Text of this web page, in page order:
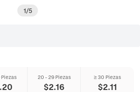
1/5
Piezas 20 - 29 Piezas
$2.16
≥ 30 Piezas
$2.11